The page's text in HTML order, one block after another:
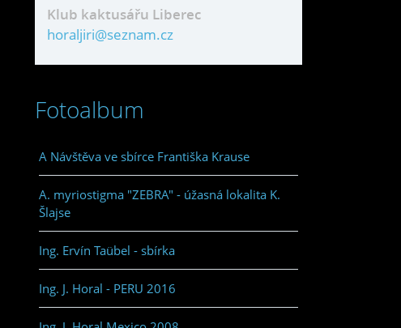
Klub kaktusářu Liberec
horaljiri@seznam.cz
Fotoalbum
A Návštěva ve sbírce Františka Krause
A. myriostigma "ZEBRA" - úžasná lokalita K.
Šlajse
Ing. Ervín Taübel - sbírka
Ing. J. Horal - PERU 2016